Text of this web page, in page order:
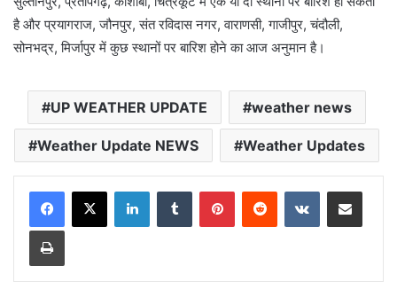
है और प्रयागराज, जौनपुर, संत रविदास नगर, वाराणसी, गाजीपुर, चंदौली,
सोनभद्र, मिर्जापुर में कुछ स्थानों पर बारिश होने का आज अनुमान है।
UP WEATHER UPDATE weather news
Weather Update NEWS Weather Updates
LinkedInTumblr PinterestReddit VKontakteShare via Email
Print